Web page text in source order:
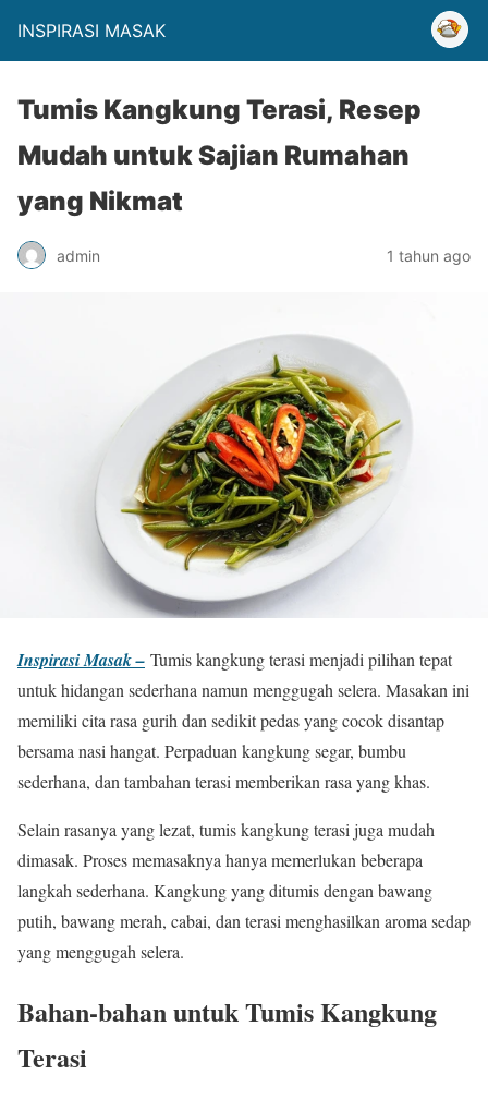
INSPIRASI MASAK
Tumis Kangkung Terasi, Resep
Mudah untuk Sajian Rumahan
yang Nikmat
admin 1 tahun ago
Inspirasi Masak – Tumis kangkung terasi menjadi pilihan tepat
untuk hidangan sederhana namun menggugah selera. Masakan ini
memiliki cita rasa gurih dan sedikit pedas yang cocok disantap
bersama nasi hangat. Perpaduan kangkung segar, bumbu
sederhana, dan tambahan terasi memberikan rasa yang khas.
Selain rasanya yang lezat, tumis kangkung terasi juga mudah
dimasak. Proses memasaknya hanya memerlukan beberapa
langkah sederhana. Kangkung yang ditumis dengan bawang
putih, bawang merah, cabai, dan terasi menghasilkan aroma sedap
yang menggugah selera.
Bahan-bahan untuk Tumis Kangkung
Terasi